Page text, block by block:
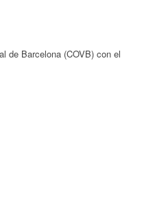
de Barcelona (COVB) con el